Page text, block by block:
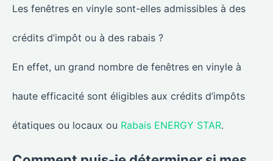
Les fenêtres en vinyle sont-elles admissibles à des
crédits d’impôt ou à des rabais ?
En effet, un grand nombre de fenêtres en vinyle à
haute efficacité sont éligibles aux crédits d’impôts
étatiques ou locaux ou Rabais ENERGY STAR.